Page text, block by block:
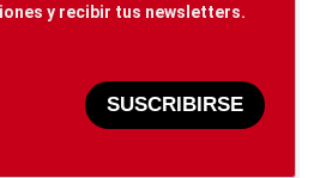
y recibir tus newsletters.
SUSCRIBIRSE